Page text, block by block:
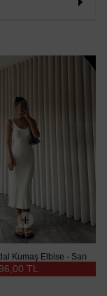
Kumaş Elbise - Sarı
TL